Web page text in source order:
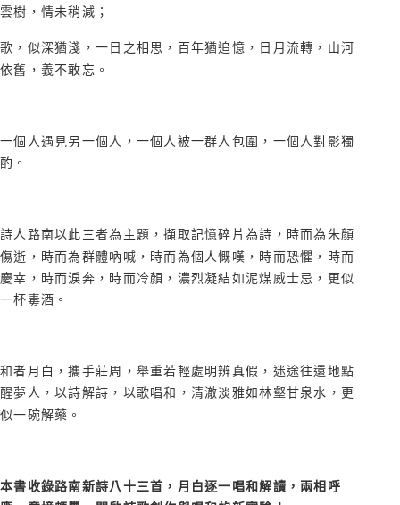
雲樹，情未稍減；
歌，似深猶淺，一日之相思，百年猶追憶，日月流轉，山河
依舊，義不敢忘。
一個人遇見另一個人，一個人被一群人包圍，一個人對影獨
酌。
詩人路南以此三者為主題，擷取記憶碎片為詩，時而為朱顏
傷逝，時而為群體吶喊，時而為個人慨嘆，時而恐懼，時而
慶幸，時而淚奔，時而冷顏，濃烈凝結如泥煤威士忌，更似
一杯毒酒。
和者月白，攜手莊周，舉重若輕處明辨真假，迷途往還地點
醒夢人，以詩解詩，以歌唱和，清澈淡雅如林壑甘泉水，更
似一碗解藥。
本書收錄路南新詩八十三首，月白逐一唱和解讀，兩相呼